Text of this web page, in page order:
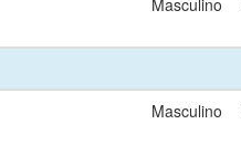
Masculino
Masculino